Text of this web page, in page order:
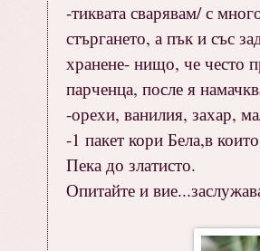
-тиквата сварявам/ с
стъргането, а пък и със
хранене- нищо, че често
парченца, после я
-орехи, ванилия, захар,
-1 пакет кори Бела,в
Пека до златисто.
Опитайте и